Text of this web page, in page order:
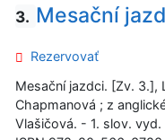
3. Mesační
Rezervovať
Mesační jazdci. [Zv. 3.],
Chapmanová ; z
Vlašičová. - 1. slov.